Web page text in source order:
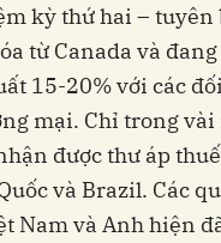
kỳ thứ hai – tuyên
từ Canada và
15-20% với các
mại. Chỉ trong vài
được thư áp
và Brazil. Các
Nam và Anh hiện